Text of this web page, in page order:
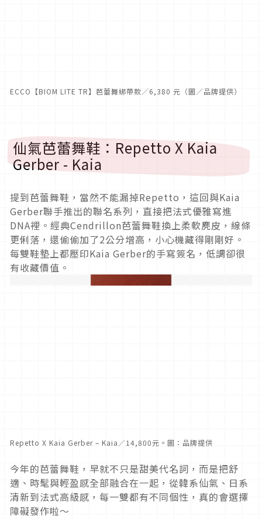
ECCO【BIOM LITE TR】芭蕾舞綁帶款／6,380 元（圖／品牌提供）
仙氣芭蕾舞鞋：Repetto X Kaia
Gerber - Kaia
提到芭蕾舞鞋，當然不能漏掉Repetto，這回與Kaia
Gerber聯手推出的聯名系列，直接把法式優雅寫進
DNA裡。經典Cendrillon芭蕾舞鞋換上柔軟麂皮，線條
更俐落，還偷偷加了2公分增高，小心機藏得剛剛好。
每雙鞋墊上都壓印Kaia Gerber的手寫簽名，低調卻很
有收藏價值。
Repetto X Kaia Gerber – Kaia／14,800元。圖：品牌提供
今年的芭蕾舞鞋，早就不只是甜美代名詞，而是把舒
適、時髦與輕盈感全部融合在一起，從韓系仙氣、日系
清新到法式高級感，每一雙都有不同個性，真的會選擇
障礙發作啦～